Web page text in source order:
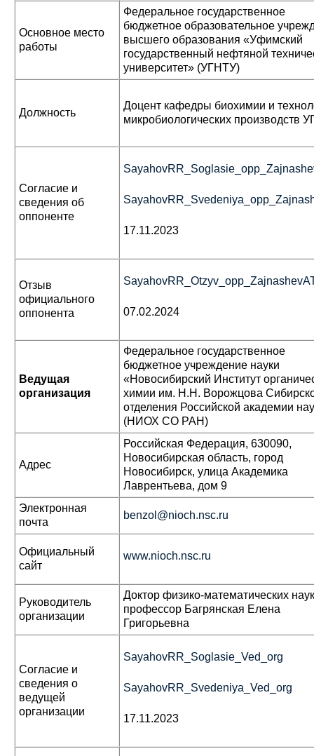
Основное место
работы
Федеральное государственное
бюджетное образовательное
высшего образования «Уфимский
государственный нефтяной
университет» (УГНТУ)
Должность
Доцент кафедры биохимии и
микробиологических производств
Согласие и
сведения об
оппоненте
17.11.2023
Отзыв
официального
оппонента
07.02.2024
Ведущая
организация
Федеральное государственное
бюджетное учреждение науки
«Новосибирский Институт
химии им. Н.Н. Ворожцова
отделения Российской академии
(НИОХ СО РАН)
Адрес
Российская Федерация, 630090,
Новосибирская область, город
Новосибирск, улица Академика
Лаврентьева, дом 9
Электронная
почта
benzol@nioch.nsc.ru
Официальный
сайт
www.nioch.nsc.ru
Руководитель
организации
Доктор физико-математических
профессор Багрянская Елена
Григорьевна
Согласие и
сведения о
ведущей
организации
SayahovRR_Soglasie_Ved_org
SayahovRR_Svedeniya_Ved_org
17.11.2023